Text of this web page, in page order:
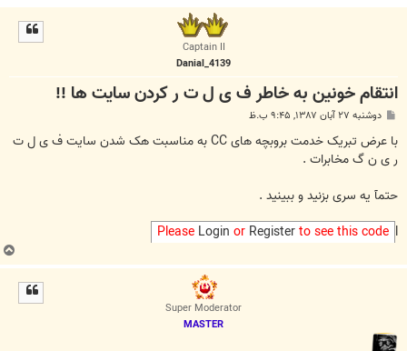
Captain II
Danial_4139
انتقام خونین به خاطر ف ی ل ت ر کردن سایت ها !!
ت
دوشنبه ۲۷ آبان ۱۳۸۷, ۹:۴۵ ب.ظ
با عرض تبریک خدمت بروبچه های CC به مناسبت هک شدن سایت ف ی ل ت
ر ی ن گ مخابرات .
حتمآ یه سری بزنید و ببینید .
Please Login or Registerto see this code l
Super Moderator
MASTER